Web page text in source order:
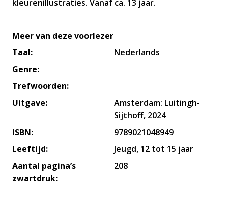
kleurenillustraties. Vanaf ca. 13 jaar.
Meer van deze voorlezer
Taal:
Nederlands
Genre:
Trefwoorden:
Uitgave:
Amsterdam: Luitingh-
Sijthoff, 2024
ISBN:
9789021048949
Leeftijd:
Jeugd, 12 tot 15 jaar
Aantal pagina’s
zwartdruk:
208